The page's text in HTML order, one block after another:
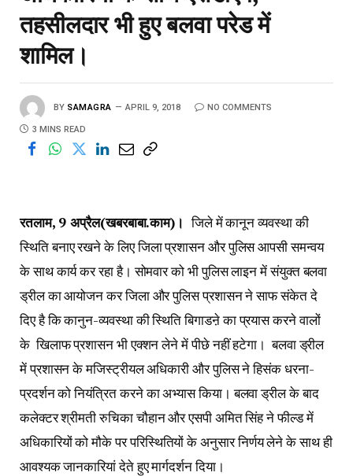
तहसीलदार भी हुए बलवा परेड में
शामिल।
BY SAMAGRA APRIL 9, 2018 NO COMMENTS
3 MINS READ
रतलाम, 9 अप्रैल(खबरबाबा.काम)।जिले में कानून व्यवस्था की
स्थिति बनाए रखने के लिए जिला प्रशासन और पुलिस आपसी समन्वय
के साथ कार्य कर रहा है। सोमवार को भी पुलिस लाइन में संयुक्त बलवा
ड्रील का आयोजन कर जिला और पुलिस प्रशासन ने साफ संकेत दे
दिए है कि कानुन-व्यवस्था की स्थिति बिगाडऩे का प्रयास करने वालों
के खिलाफ प्रशासन भी एक्शन लेने में पीछे नहीं हटेगा। बलवा ड्रील
में प्रशासन के मजिस्ट्रीयल अधिकारी और पुलिस ने हिसंक धरना-
प्रदर्शन को नियंत्रित करने का अभ्यास किया। बलवा ड्रील के बाद
कलेक्टर श्रीमती रुचिका चौहान और एसपी अमित सिंह ने फील्ड में
अधिकारियों को मौके पर परिस्थितियों के अनुसार निर्णय लेने के साथ ही
आवश्यक जानकारियां देते हुए मार्गदर्शन दिया।